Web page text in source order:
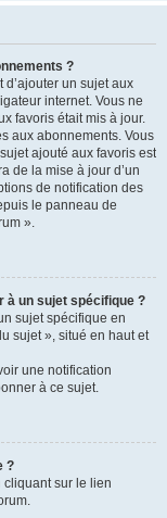
?
un sujet aux
internet. Vous ne
favoris était mis à jour.
aux abonnements. Vous
ajouté aux favoris est
de la mise à jour d’un
de notification des
le panneau de
».
à un sujet spécifique ?
sujet spécifique en
sujet », situé en haut et
une notification
à ce sujet.
?
cliquant sur le lien